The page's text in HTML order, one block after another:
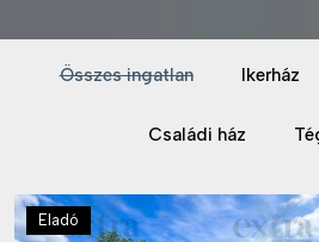
Összes ingatlan Ikerház
Családi ház
Eladó